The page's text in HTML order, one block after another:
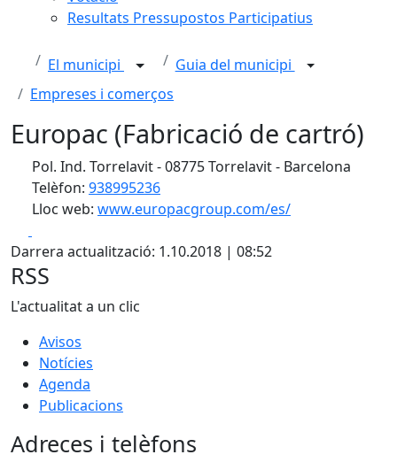
Resultats Pressupostos Participatius
El municipi
Guia del municipi
Empreses i comerços
Europac (Fabricació de cartró)
Pol. Ind. Torrelavit - 08775 Torrelavit - Barcelona
Telèfon: 938995236
Lloc web: www.europacgroup.com/es/
Darrera actualització: 1.10.2018 | 08:52
RSS
L'actualitat a un clic
Avisos
Notícies
Agenda
Publicacions
Adreces i telèfons